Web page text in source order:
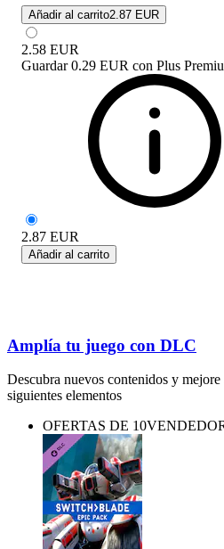
Añadir al carrito2.87 EUR
2.58 EUR
Guardar 0.29 EUR con Plus
2.87 EUR
Añadir al carrito
Amplía tu juego con DLC
Descubra nuevos contenidos y
siguientes elementos
OFERTAS DE